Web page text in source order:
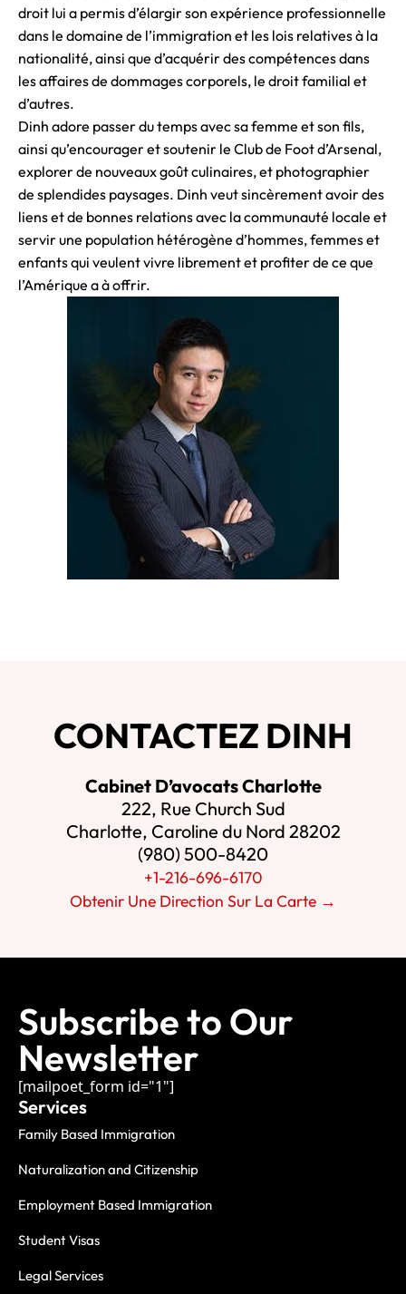
droit lui a permis d’élargir son expérience professionnelle
dans le domaine de l’immigration et les lois relatives à la
nationalité, ainsi que d’acquérir des compétences dans
les affaires de dommages corporels, le droit familial et
d’autres.
Dinh adore passer du temps avec sa femme et son fils,
ainsi qu’encourager et soutenir le Club de Foot d’Arsenal,
explorer de nouveaux goût culinaires, et photographier
de splendides paysages. Dinh veut sincèrement avoir des
liens et de bonnes relations avec la communauté locale et
servir une population hétérogène d’hommes, femmes et
enfants qui veulent vivre librement et profiter de ce que
l’Amérique a à offrir.
CONTACTEZ DINH
Cabinet D’avocats Charlotte
222, Rue Church Sud
Charlotte, Caroline du Nord 28202
(980) 500-8420
+1-216-696-6170
Obtenir Une Direction Sur La Carte →
Subscribe to Our
Newsletter
[mailpoet_form id="1"]
Services
Family Based Immigration
Naturalization and Citizenship
Employment Based Immigration
Student Visas
Legal Services